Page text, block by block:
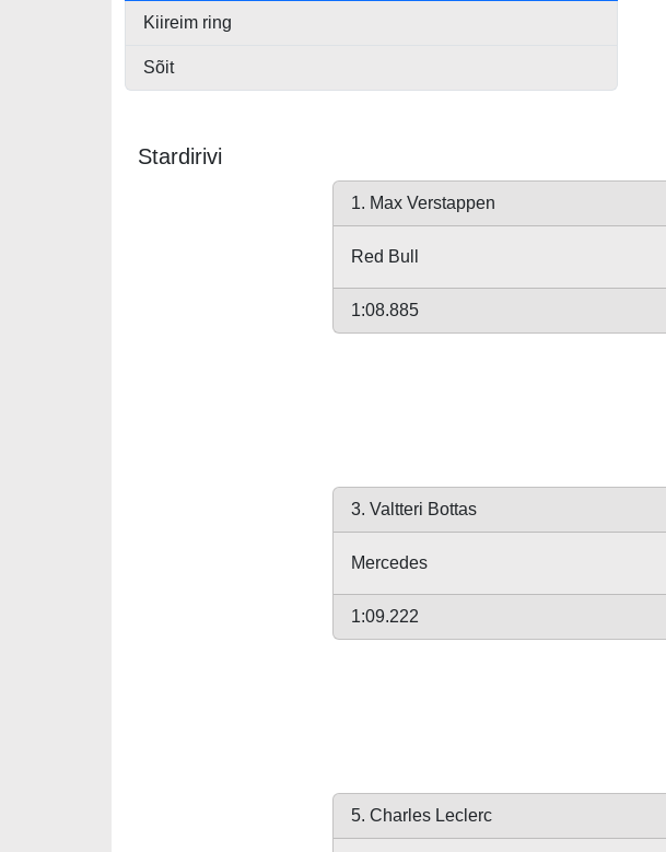
Kiireim ring
Sõit
Stardirivi
1. Max Verstappen
Red Bull
1:08.885
3. Valtteri Bottas
Mercedes
1:09.222
5. Charles Leclerc